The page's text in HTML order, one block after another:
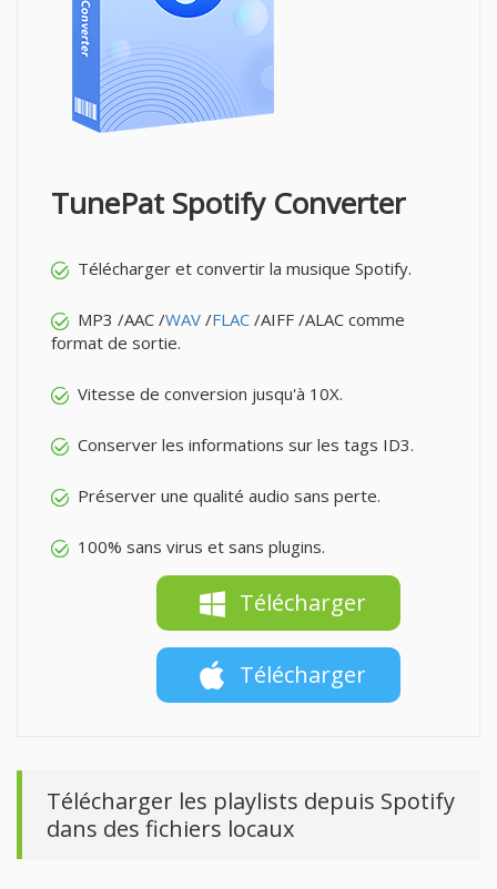
TunePat Spotify Converter
Télécharger et convertir la musique Spotify.
MP3 /AAC /WAV /FLAC /AIFF /ALAC comme
format de sortie.
Vitesse de conversion jusqu'à 10X.
Conserver les informations sur les tags ID3.
Préserver une qualité audio sans perte.
100% sans virus et sans plugins.
Télécharger
Télécharger
Télécharger les playlists depuis Spotify
dans des fichiers locaux